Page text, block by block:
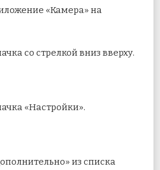
«Камера» на
со стрелкой вниз вверху.
«Настройки».
из списка